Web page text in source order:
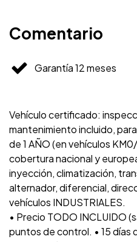
Comentario
Garantía 12 meses
Vehículo certificado:
mantenimiento incluido,
de 1 AÑO (en vehículos
cobertura nacional y
inyección, climatización,
alternador, diferencial,
vehículos INDUSTRIALES.
• Precio TODO INCLUIDO
puntos de control. • 15 días